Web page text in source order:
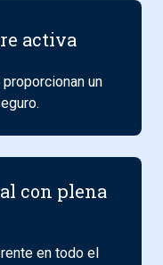
activa
un
con plena
en todo el